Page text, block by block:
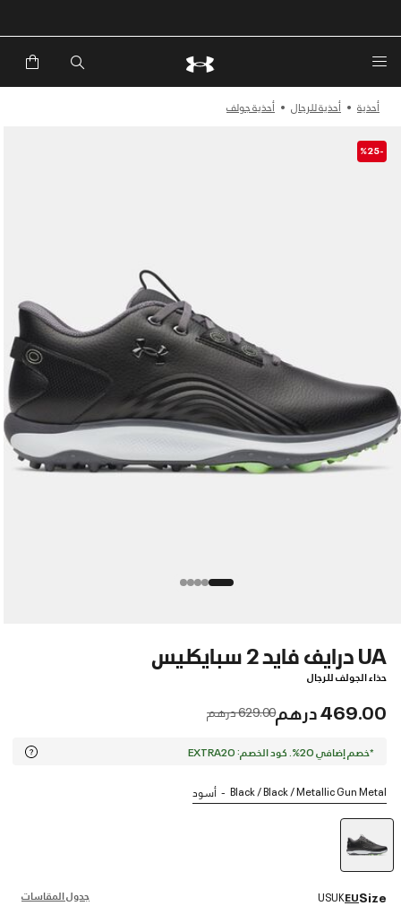
خصم إضافي 20%*. باستخدام الكود EXTRA20
أحذية أحذية للرجال أحذية جولف
-%25
UA درايف فايد 2 سبايكليس
حذاء الجولف للرجال
469.00 درهم Price reduced from
629.00 درهم to
*خصم إضافي 20%. كود الخصم: EXTRA20
Black / Black / Metallic Gun Metal أسود
جدول المقاسات Size
EU
UK
US